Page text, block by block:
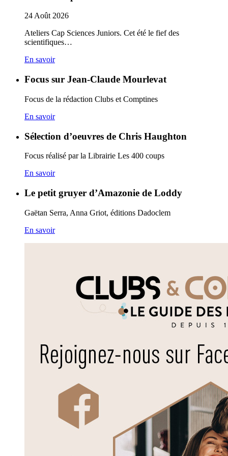
24 Août 2026
Ateliers Cap Sciences Juniors. Cet été le fief des
scientifiques…
En savoir
Focus sur Jean-Claude Mourlevat
Focus de la rédaction Clubs et Comptines
En savoir
Sélection d’oeuvres de Chris Haughton
Focus réalisé par la Librairie Les 400 coups
En savoir
Le petit gruyer d’Amazonie de Loddy
Gaëtan Serra, Anna Griot, éditions Dadoclem
En savoir